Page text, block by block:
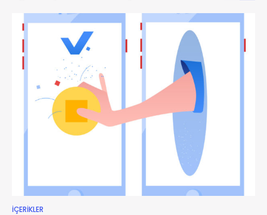
İÇERIKLER